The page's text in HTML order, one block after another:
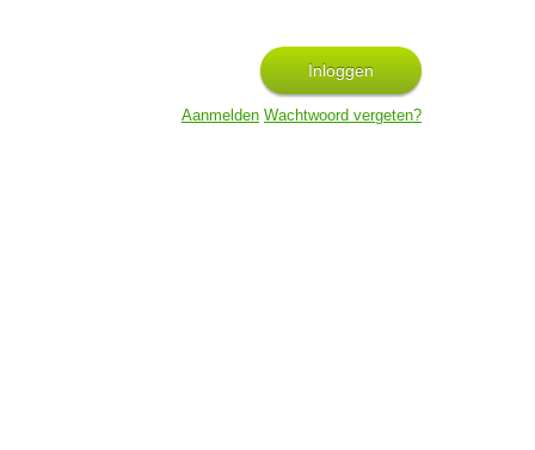
Inloggen
Aanmelden Wachtwoord vergeten?